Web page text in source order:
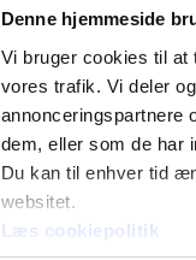
Denne hjemmeside
Vi bruger cookies til at
vores trafik. Vi deler
annonceringspartnere
dem, eller som de har
Du kan til enhver tid
websitet.
Læs cookiepolitik